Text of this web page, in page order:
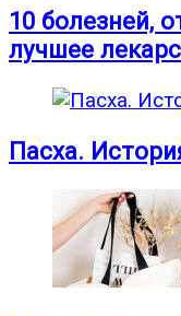
10 болезней,
лучшее
Пасха.